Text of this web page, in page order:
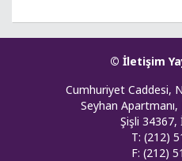
© İletişim
Cumhuriyet Caddesi,
Seyhan
Şişli 34367,
T: (212)
F: (212)